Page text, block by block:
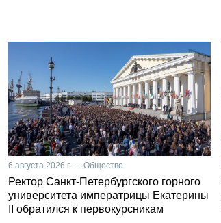
6 августа 2026 г. — Общество
Ректор Санкт-Петербургского горного
университета императрицы Екатерины
II обратился к первокурсникам